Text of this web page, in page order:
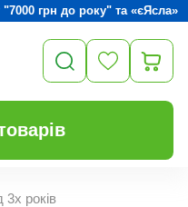
грн до року" та «єЯсла»
3х років